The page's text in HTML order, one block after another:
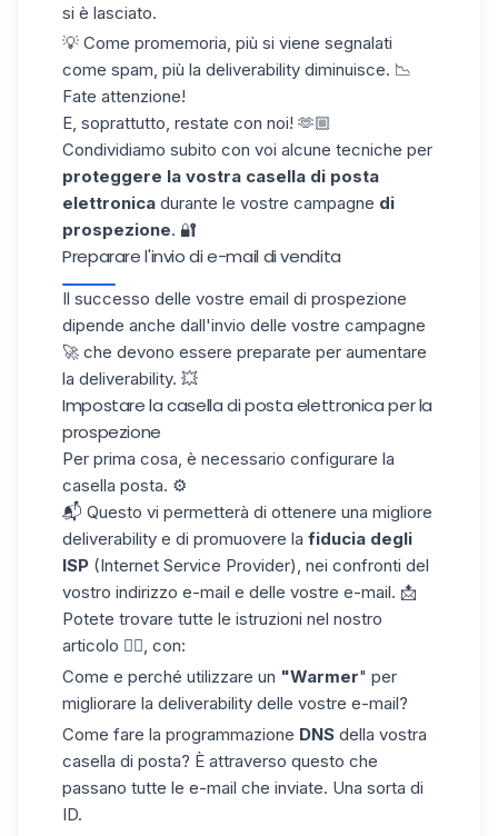
si è lasciato.
💡 Come promemoria, più si viene segnalati
come spam, più la deliverability diminuisce. 📉
Fate attenzione!
E, soprattutto, restate con noi! 🫶🏼
Condividiamo subito con voi alcune tecniche per
proteggere la vostra casella di posta
elettronica durante le vostre campagne di
prospezione. 🔐
Preparare l'invio di e-mail di vendita
Il successo delle vostre email di prospezione
dipende anche dall'invio delle vostre campagne
🚀 che devono essere preparate per aumentare
la deliverability. 💥
Impostare la casella di posta elettronica per la
prospezione
Per prima cosa, è necessario configurare la
casella posta. ⚙️
📬 Questo vi permetterà di ottenere una migliore
deliverability e di promuovere la fiducia degli
ISP (Internet Service Provider), nei confronti del
vostro indirizzo e-mail e delle vostre e-mail. 📩
Potete trovare tutte le istruzioni nel nostro
articolo ☝🏼, con:
Come e perché utilizzare un "Warmer" per
migliorare la deliverability delle vostre e-mail?
Come fare la programmazione DNS della vostra
casella di posta? È attraverso questo che
passano tutte le e-mail che inviate. Una sorta di
ID.